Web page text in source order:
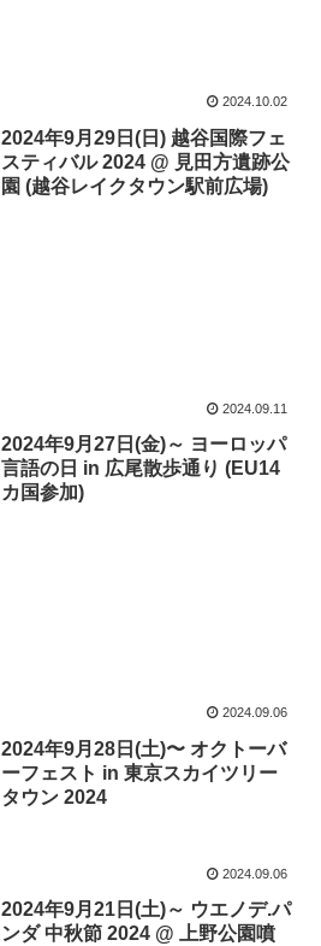
2024.10.02
2024年9月29日(日) 越谷国際フェ
スティバル 2024 @ 見田方遺跡公
園 (越谷レイクタウン駅前広場)
2024.09.11
2024年9月27日(金)～ ヨーロッパ
言語の日 in 広尾散歩通り (EU14
カ国参加)
2024.09.06
2024年9月28日(土)〜 オクトーバ
ーフェスト in 東京スカイツリー
タウン 2024
2024.09.06
2024年9月21日(土)～ ウエノデ.パ
ンダ 中秋節 2024 @ 上野公園噴